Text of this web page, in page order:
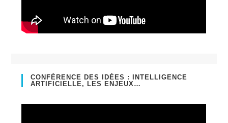
CONFÉRENCE DES IDÉES : INTELLIGENCE
ARTIFICIELLE, LES ENJEUX…